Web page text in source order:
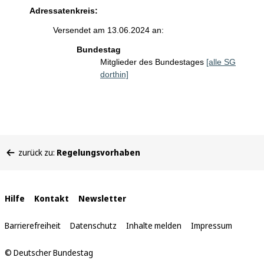
Adressatenkreis:
Versendet am 13.06.2024 an:
Bundestag
Mitglieder des Bundestages [alle SG
dorthin]
befinden
zurück zu: Regelungsvorhaben
Interne
Links
Hilfe Kontakt Newsletter
Barrierefreiheit Datenschutz Inhalte melden Impressum
© Deutscher Bundestag